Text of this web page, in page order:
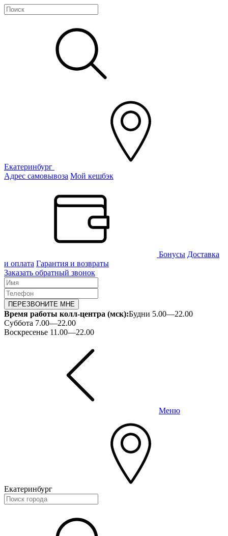
Екатеринбург
Адрес самовывоза Мой кешбэк
Бонусы Доставка
и оплата Гарантия и возвраты
Заказать обратный звонок
ПЕРЕЗВОНИТЕ МНЕ
Время работы колл-центра (мск):Будни 5.00—22.00
Суббота 7.00—22.00
Воскресенье 11.00—22.00
Меню
Екатеринбург